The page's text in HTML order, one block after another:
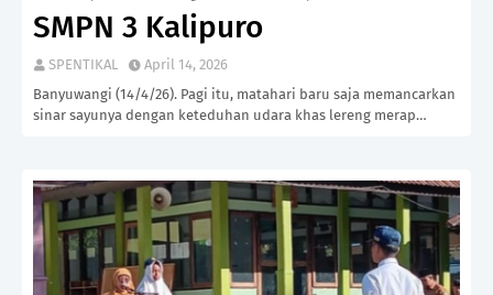
SMPN 3 Kalipuro
SPENTIKAL
April 14, 2026
Banyuwangi (14/4/26). Pagi itu, matahari baru saja memancarkan
sinar sayunya dengan keteduhan udara khas lereng merap…